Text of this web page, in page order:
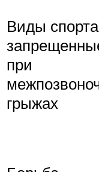
Виды
при
грыжах